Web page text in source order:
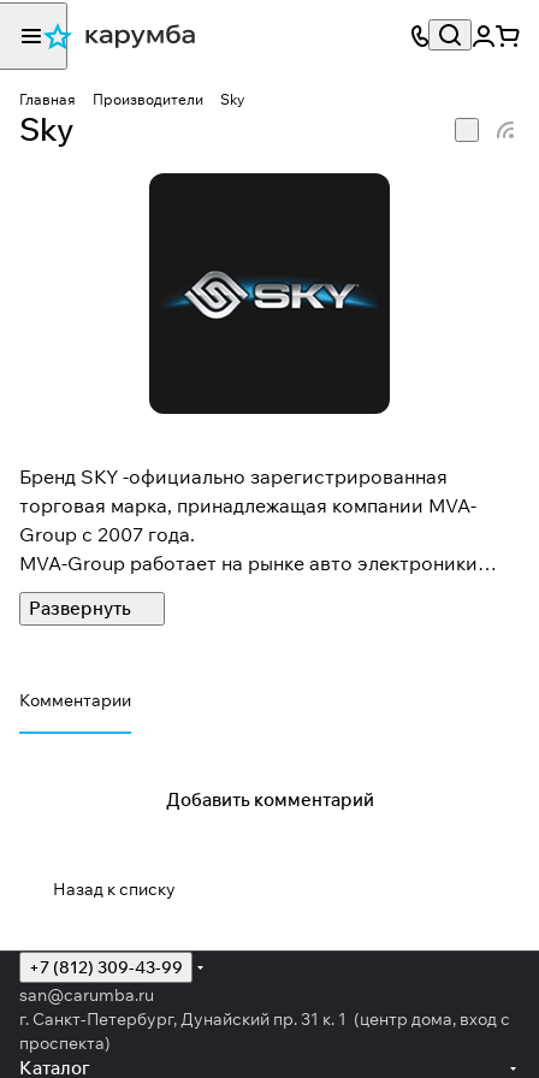
Главная Производители Sky
Sky
Бренд SKY -официально зарегистрированная
торговая марка, принадлежащая компании MVA-
Group с 2007 года.
MVA-Group работает на рынке авто электроники
более 10 лет. Основной сферой деятельности
компании является оптовая и розничная торговля
Идеология бренда SKY заключается в создании
комфорт»
Комментарии
Добавить комментарий
Назад к списку
+7 (812) 309-43-99
san@carumba.ru
г. Санкт-Петербург, Дунайский пр. 31 к. 1 (центр дома, вход с
проспекта)
Каталог